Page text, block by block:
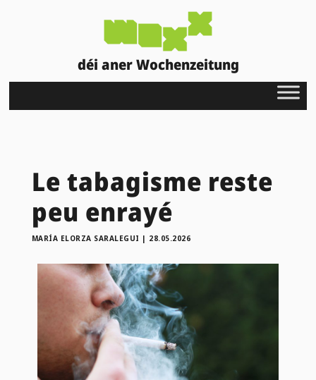
déi aner Wochenzeitung
Le tabagisme reste
peu enrayé
MARÍA ELORZA SARALEGUI | 28.05.2026